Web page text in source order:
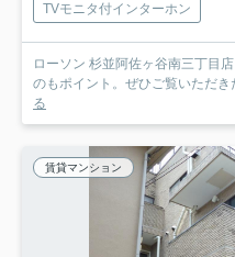
TVモニタ付インターホン
ローソン 杉並阿佐ヶ谷南三丁目
のもポイント。ぜひご覧いただ
る
賃貸マンション